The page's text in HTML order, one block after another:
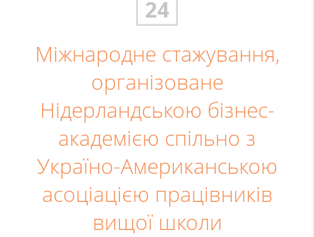
24
Міжнародне стажування,
організоване
Нідерландською бізнес-
академією спільно з
Україно-Американською
асоціацією працівників
вищої школи